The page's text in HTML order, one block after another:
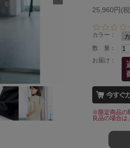
25,960円(
カラー：
数 量：
お届け：
※限定商品の
良品の場合は